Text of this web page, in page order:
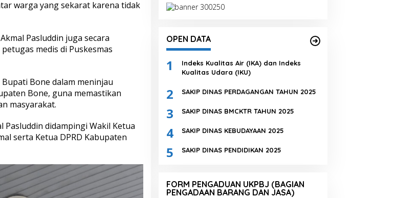
warga yang sekarat karena tidak
Pasluddin juga secara
medis di Puskesmas
Bone dalam meninjau
Bone, guna memastikan
masyarakat.
Pasluddin didampingi Wakil Ketua
serta Ketua DPRD Kabupaten
OPEN DATA
1
Indeks Kualitas Air (IKA) dan Indeks
Kualitas Udara (IKU)
2 SAKIP DINAS PERDAGANGAN TAHUN 2025
3 SAKIP DINAS BMCKTR TAHUN 2025
4 SAKIP DINAS KEBUDAYAAN 2025
5 SAKIP DINAS PENDIDIKAN 2025
FORM PENGADUAN UKPBJ (BAGIAN
PENGADAAN BARANG DAN JASA)